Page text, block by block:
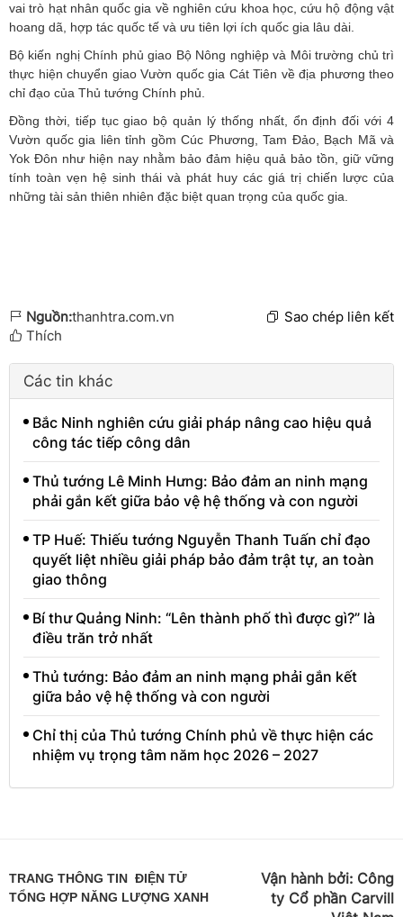
vai trò hạt nhân quốc gia về nghiên cứu khoa học, cứu hộ động vật
hoang dã, hợp tác quốc tế và ưu tiên lợi ích quốc gia lâu dài.
Bộ kiến nghị Chính phủ giao Bộ Nông nghiệp và Môi trường chủ trì
thực hiện chuyển giao Vườn quốc gia Cát Tiên về địa phương theo
chỉ đạo của Thủ tướng Chính phủ.
Đồng thời, tiếp tục giao bộ quản lý thống nhất, ổn định đối với 4
Vườn quốc gia liên tỉnh gồm Cúc Phương, Tam Đảo, Bạch Mã và
Yok Đôn như hiện nay nhằm bảo đảm hiệu quả bảo tồn, giữ vững
tính toàn vẹn hệ sinh thái và phát huy các giá trị chiến lược của
những tài sản thiên nhiên đặc biệt quan trọng của quốc gia.
Nguồn:thanhtra.com.vn
Sao chép liên kết
Thích
Các tin khác
Bắc Ninh nghiên cứu giải pháp nâng cao hiệu quả
công tác tiếp công dân
Thủ tướng Lê Minh Hưng: Bảo đảm an ninh mạng
phải gắn kết giữa bảo vệ hệ thống và con người
TP Huế: Thiếu tướng Nguyễn Thanh Tuấn chỉ đạo
quyết liệt nhiều giải pháp bảo đảm trật tự, an toàn
giao thông
Bí thư Quảng Ninh: “Lên thành phố thì được gì?” là
điều trăn trở nhất
Thủ tướng: Bảo đảm an ninh mạng phải gắn kết
giữa bảo vệ hệ thống và con người
Chỉ thị của Thủ tướng Chính phủ về thực hiện các
nhiệm vụ trọng tâm năm học 2026 – 2027
TRANG THÔNG TIN ĐIỆN TỬ
TỔNG HỢP NĂNG LƯỢNG XANH
Vận hành bởi: Công
ty Cổ phần Carvill